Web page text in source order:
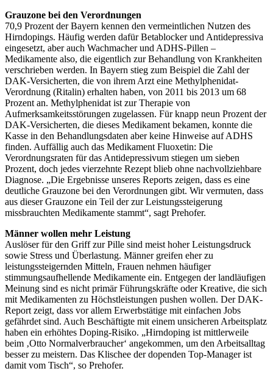
Grauzone bei den Verordnungen
70,9 Prozent der Bayern kennen den vermeintlichen Nutzen des
Hirndopings. Häufig werden dafür Betablocker und Antidepressiva
eingesetzt, aber auch Wachmacher und ADHS-Pillen –
Medikamente also, die eigentlich zur Behandlung von Krankheiten
verschrieben werden. In Bayern stieg zum Beispiel die Zahl der
DAK-Versicherten, die von ihrem Arzt eine Methylphenidat-
Verordnung (Ritalin) erhalten haben, von 2011 bis 2013 um 68
Prozent an. Methylphenidat ist zur Therapie von
Aufmerksamkeitsstörungen zugelassen. Für knapp neun Prozent der
DAK-Versicherten, die dieses Medikament bekamen, konnte die
Kasse in den Behandlungsdaten aber keine Hinweise auf ADHS
finden. Auffällig auch das Medikament Fluoxetin: Die
Verordnungsraten für das Antidepressivum stiegen um sieben
Prozent, doch jedes vierzehnte Rezept blieb ohne nachvollziehbare
Diagnose. „Die Ergebnisse unseres Reports zeigen, dass es eine
deutliche Grauzone bei den Verordnungen gibt. Wir vermuten, dass
aus dieser Grauzone ein Teil der zur Leistungssteigerung
missbrauchten Medikamente stammt“, sagt Prehofer.
Männer wollen mehr Leistung
Auslöser für den Griff zur Pille sind meist hoher Leistungsdruck
sowie Stress und Überlastung. Männer greifen eher zu
leistungssteigernden Mitteln, Frauen nehmen häufiger
stimmungsaufhellende Medikamente ein. Entgegen der landläufigen
Meinung sind es nicht primär Führungskräfte oder Kreative, die sich
mit Medikamenten zu Höchstleistungen pushen wollen. Der DAK-
Report zeigt, dass vor allem Erwerbstätige mit einfachen Jobs
gefährdet sind. Auch Beschäftigte mit einem unsicheren Arbeitsplatz
haben ein erhöhtes Doping-Risiko. „Hirndoping ist mittlerweile
beim ‚Otto Normalverbraucher‘ angekommen, um den Arbeitsalltag
besser zu meistern. Das Klischee der dopenden Top-Manager ist
damit vom Tisch“, so Prehofer.